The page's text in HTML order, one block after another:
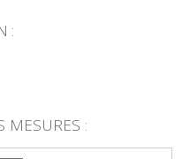
:
MESURES :